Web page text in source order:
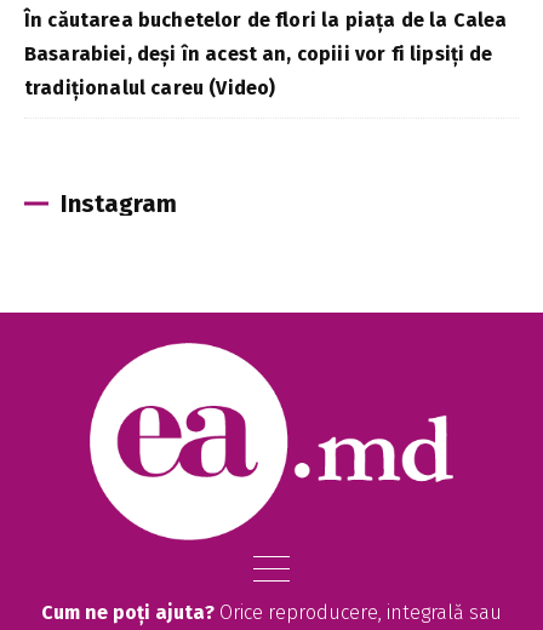
În căutarea buchetelor de flori la piața de la Calea
Basarabiei, deși în acest an, copiii vor fi lipsiți de
tradiționalul careu (Video)
Instagram
Cum ne poți ajuta? Orice reproducere, integrală sau